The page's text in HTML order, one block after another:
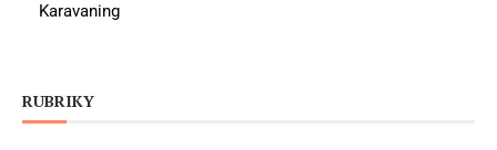
Karavaning
RUBRIKY